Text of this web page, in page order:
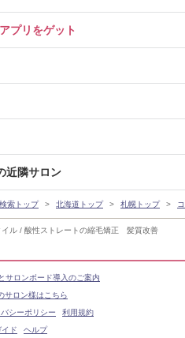
ル / 酸性ストレートの縮毛矯正 髪質改善
プリをゲット
近隣サロン
索トップ 北海道トップ 札幌トップ
サロンボード導入のご案内
サロン様はこちら
シーポリシー
利用規約
イド
ヘルプ